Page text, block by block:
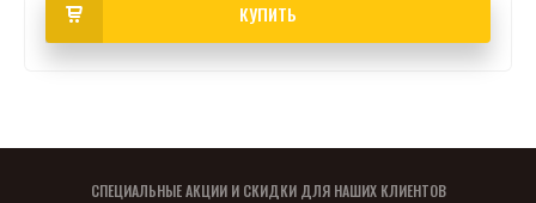
КУПИТЬ
СПЕЦИАЛЬНЫЕ АКЦИИ И СКИДКИ ДЛЯ НАШИХ КЛИЕНТОВ